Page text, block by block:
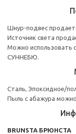
Шнур-подвес
Источник света
Можно использовать
СУННЕБЮ.
Сталь, Эпоксидное/
Пыль с абажура
BRUNSTA БРЮНСТА